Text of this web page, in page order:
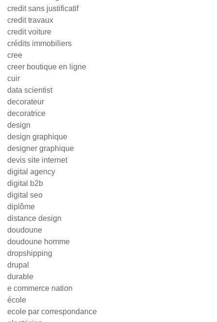
credit sans justificatif
credit travaux
credit voiture
crédits immobiliers
cree
creer boutique en ligne
cuir
data scientist
decorateur
decoratrice
design
design graphique
designer graphique
devis site internet
digital agency
digital b2b
digital seo
diplôme
distance design
doudoune
doudoune homme
dropshipping
drupal
durable
e commerce nation
école
ecole par correspondance